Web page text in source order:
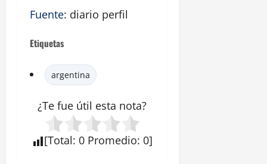
Fuente: diario perfil
Etiquetas
argentina
¿Te fue útil esta nota?
[Total: 0 Promedio: 0]